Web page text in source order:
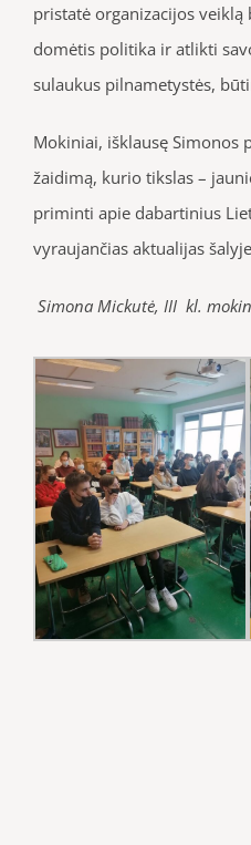
pristatė organizacijos
domėtis politika ir atlikti
sulaukus pilnametystės,
Mokiniai, išklausę Simonos
žaidimą, kurio tikslas –
priminti apie dabartinius
vyraujančias aktualijas
Simona Mickutė, III kl.